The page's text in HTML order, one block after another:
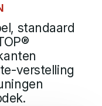
standaard
verstelling